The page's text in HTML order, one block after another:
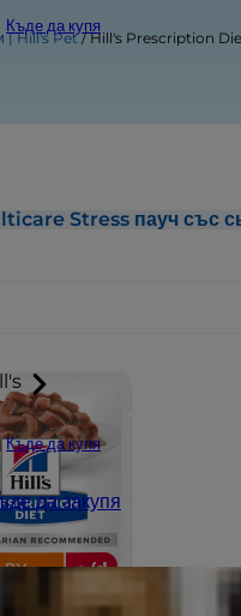
Къде да купя
Къде да купя
да закупя
| Hill's Pet Hill's Prescription
Stress пауч със